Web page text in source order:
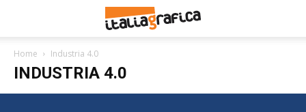
Home Industria 4.0
INDUSTRIA 4.0